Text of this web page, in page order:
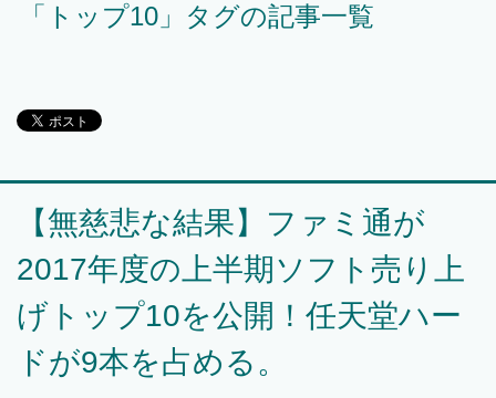
「トップ10」タグの記事一覧
【無慈悲な結果】ファミ通が
2017年度の上半期ソフト売り上
げトップ10を公開！任天堂ハー
ドが9本を占める。